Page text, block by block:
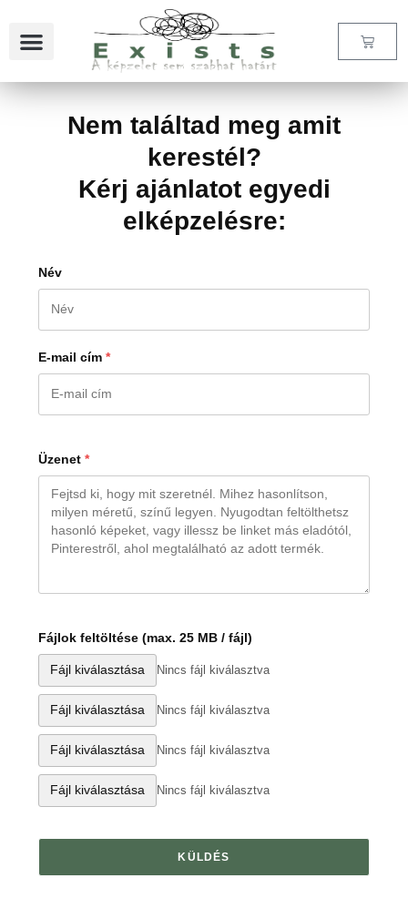
Nem találtad meg amit
kerestél?
Kérj ajánlatot egyedi
elképzelésre:
Név
E-mail cím*
Üzenet*
Fájlok feltöltése (max. 25 MB / fájl)
Fájl kiválasztása Nincs fájl kiválasztva
Fájl kiválasztása Nincs fájl kiválasztva
Fájl kiválasztása Nincs fájl kiválasztva
Fájl kiválasztása Nincs fájl kiválasztva
KÜLDÉS